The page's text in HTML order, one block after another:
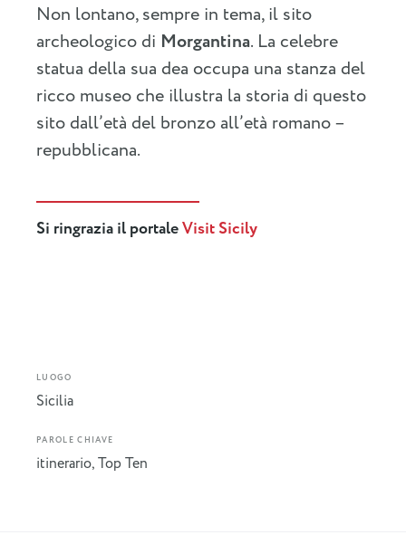
Non lontano, sempre in tema, il sito
archeologico di Morgantina. La celebre
statua della sua dea occupa una stanza del
ricco museo che illustra la storia di questo
sito dall’età del bronzo all’età romano –
repubblicana.
Si ringrazia il portaleVisit Sicily
LUOGO
Sicilia
PAROLE CHIAVE
itinerario,Top Ten